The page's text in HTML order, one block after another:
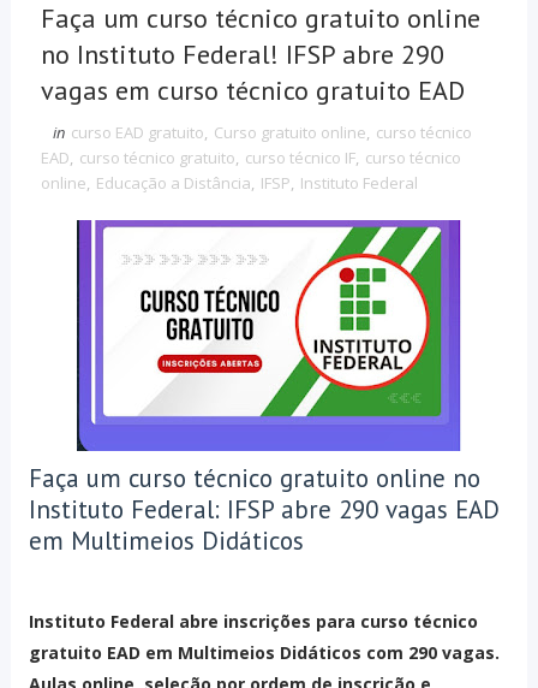
Faça um curso técnico gratuito online
no Instituto Federal! IFSP abre 290
vagas em curso técnico gratuito EAD
in curso EAD gratuito, Curso gratuito online, curso técnico
EAD, curso técnico gratuito, curso técnico IF, curso técnico
online, Educação a Distância, IFSP, Instituto Federal
Faça um curso técnico gratuito online no
Instituto Federal: IFSP abre 290 vagas EAD
em Multimeios Didáticos
Instituto Federal abre inscrições para curso técnico
gratuito EAD em Multimeios Didáticos com 290 vagas.